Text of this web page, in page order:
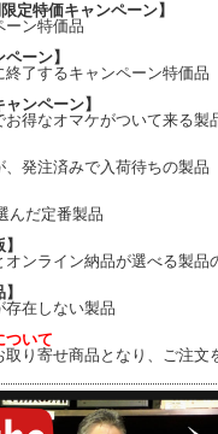
定特価キャンペーン】
ーン特価品
ーン】
終了するキャンペーン特価品
ャンペーン】
お得なオマケがついて来る製
、発注済みで入荷待ちの製品
んだ定番製品
オンライン納品が選べる製品
存在しない製品
ついて
取り寄せ商品となり、ご注文